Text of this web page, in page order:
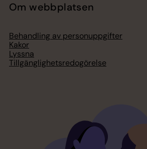
Om webbplatsen
Behandling av personuppgifter
Kakor
Lyssna
Tillgänglighetsredogörelse